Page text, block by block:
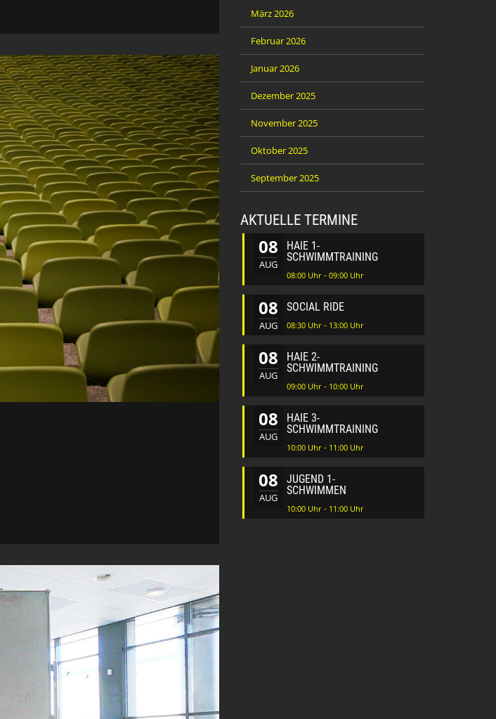
März 2026
Februar 2026
Januar 2026
Dezember 2025
November 2025
Oktober 2025
September 2025
AKTUELLE TERMINE
08
AUG
HAIE 1-
SCHWIMMTRAINING
08:00 Uhr - 09:00 Uhr
08
AUG
SOCIAL RIDE
08:30 Uhr - 13:00 Uhr
08
AUG
HAIE 2-
SCHWIMMTRAINING
09:00 Uhr - 10:00 Uhr
08
AUG
HAIE 3-
SCHWIMMTRAINING
10:00 Uhr - 11:00 Uhr
08
AUG
JUGEND 1-
SCHWIMMEN
10:00 Uhr - 11:00 Uhr